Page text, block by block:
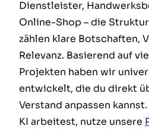
Dienstleister,
Online-Shop – die
zählen klare Botschaften,
Relevanz. Basierend auf
Projekten haben wir
entwickelt, die du direkt
Verstand anpassen
KI arbeitest, nutze unsere